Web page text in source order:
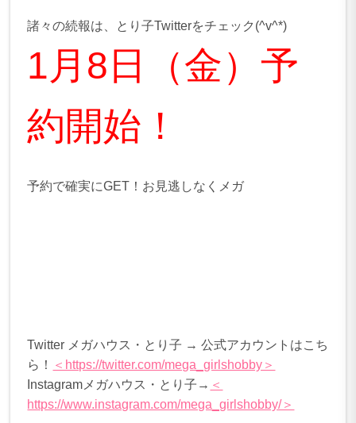
諸々の続報は、とり子Twitterをチェック(^v^*)
1月8日（金）予
約開始！
予約で確実にGET！お見逃しなくメガ
Twitter メガハウス・とり子 → 公式アカウントはこち
ら！
＜https://twitter.com/mega_girlshobby＞
Instagramメガハウス・とり子→ ＜
https://www.instagram.com/mega_girlshobby/＞